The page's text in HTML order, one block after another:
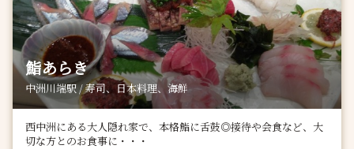
鮨あらき
中洲川端駅 / 寿司、日本料理、海鮮
西中洲にある大人隠れ家で、本格鮨に舌鼓◎接待や会食など、大
切な方とのお食事に・・・